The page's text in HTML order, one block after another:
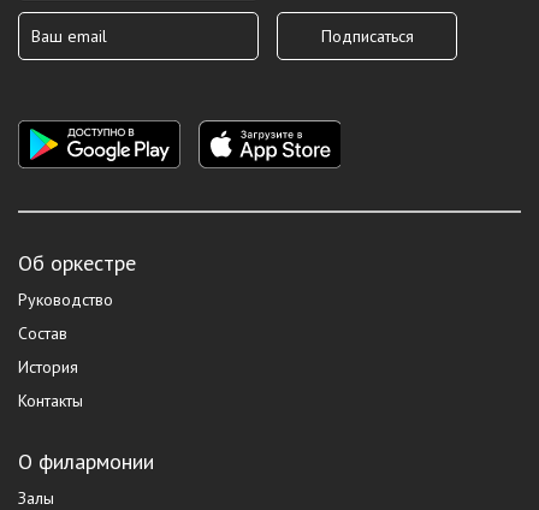
Об оркестре
Руководство
Состав
История
Контакты
О филармонии
Залы